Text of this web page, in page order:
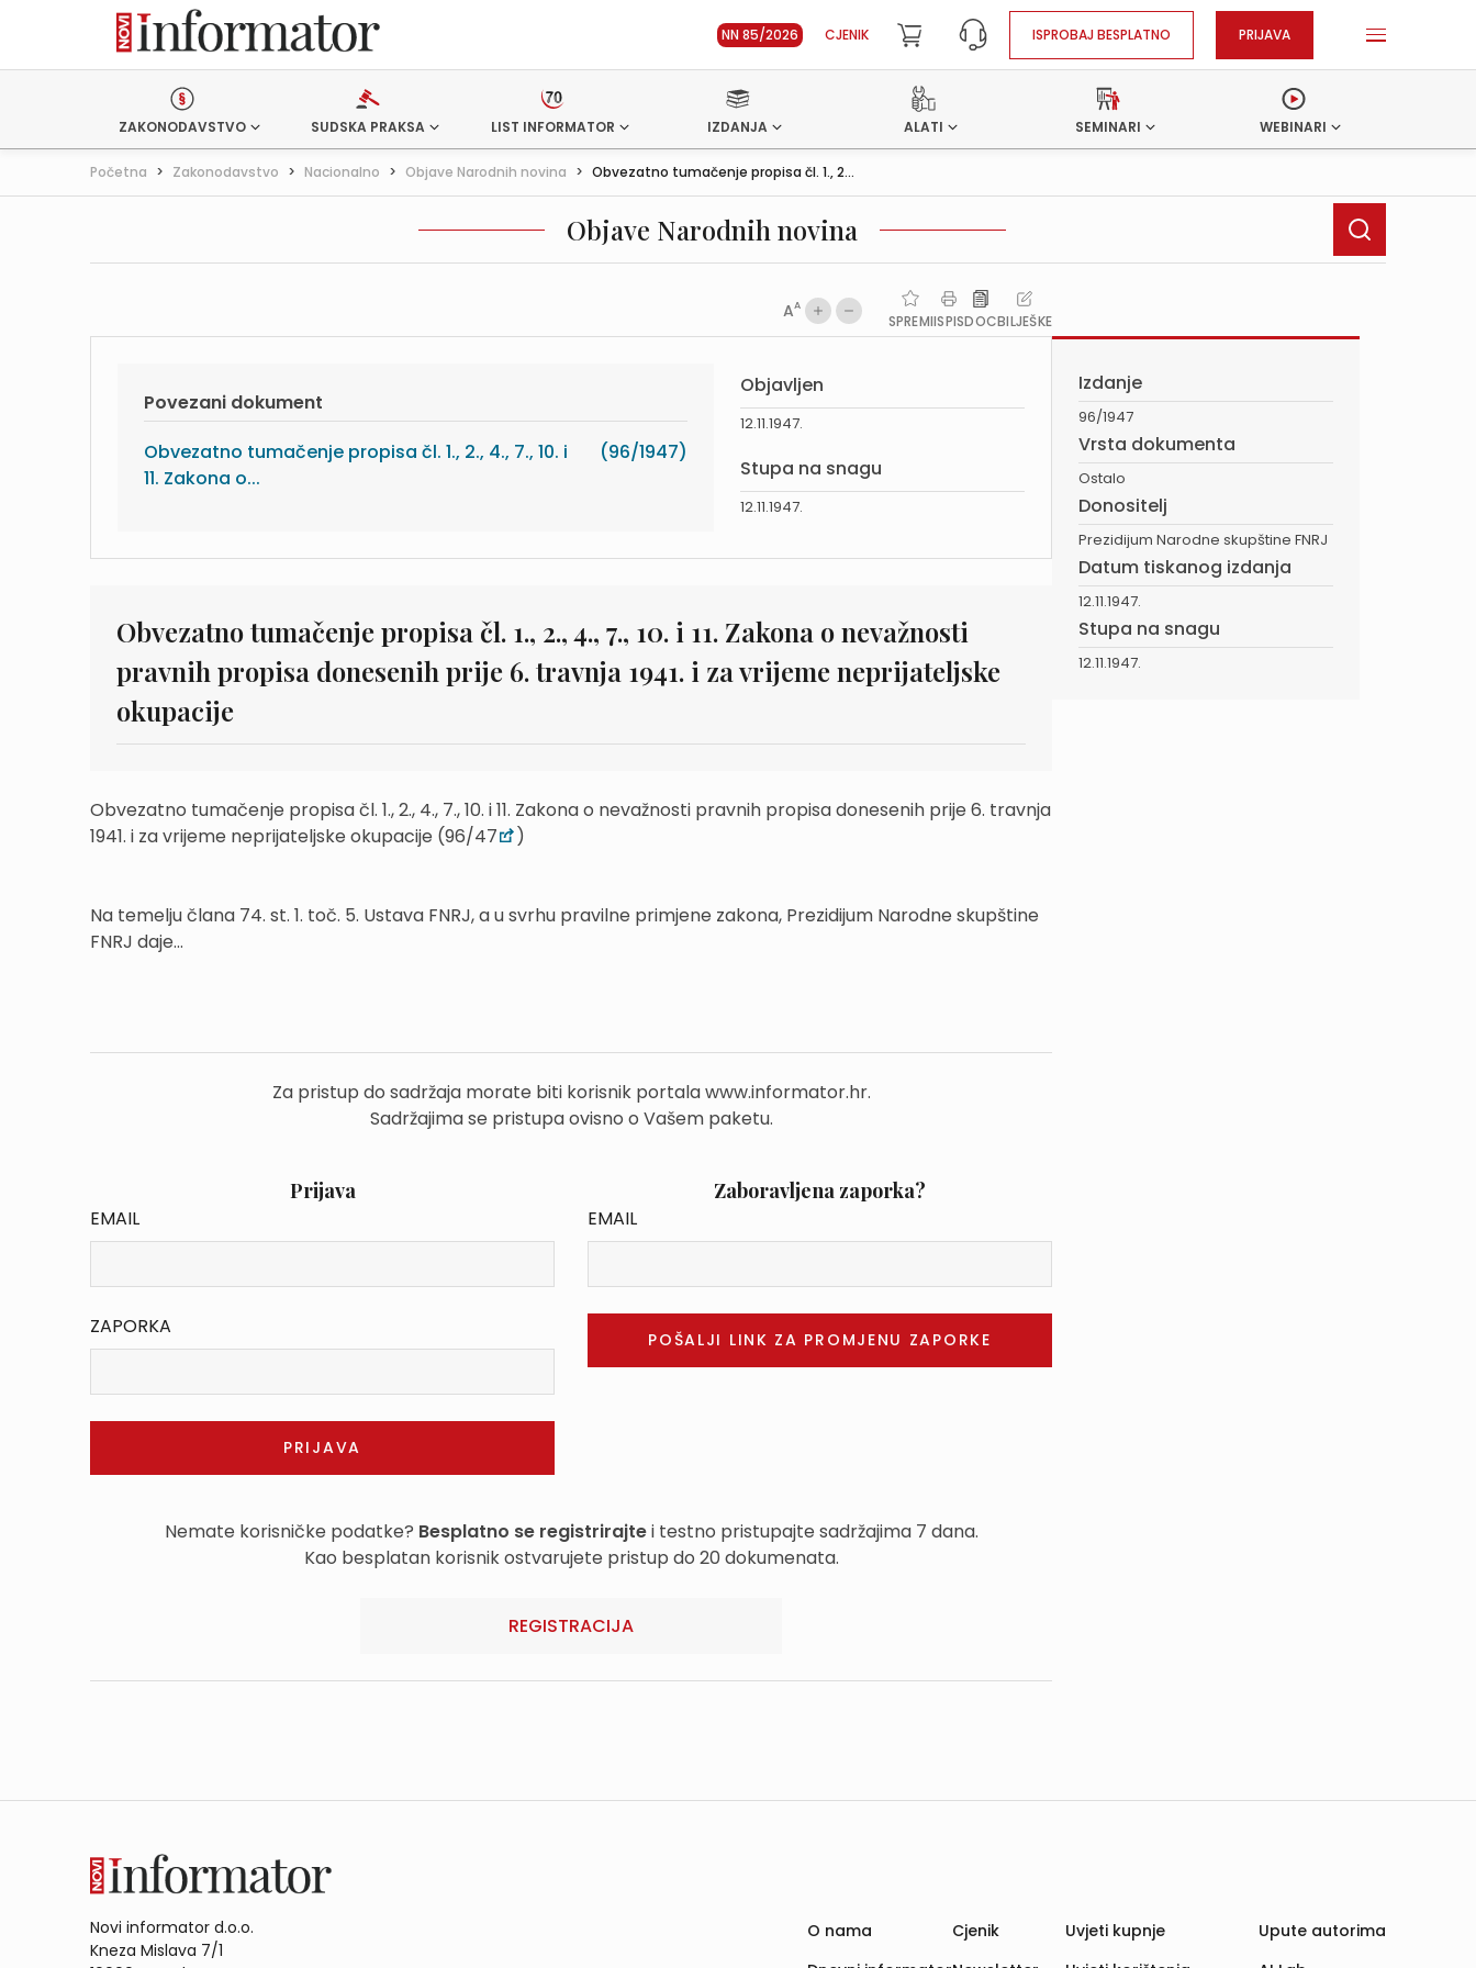
NN 85/2026 CJENIK ISPROBAJ BESPLATNO PRIJAVA
ZAKONODAVSTVO SUDSKA PRAKSA LIST INFORMATOR IZDANJA ALATI SEMINARI WEBINARI
Početna > Zakonodavstvo > Nacionalno > Objave Narodnih novina > Obvezatno tumačenje propisa čl. 1., 2...
Objave Narodnih novina
AA
SPREMIISPISDOCBILJEŠKE
Povezani dokument
Obvezatno tumačenje propisa čl. 1., 2., 4., 7., 10. i
11. Zakona o...
(96/1947)
Objavljen
12.11.1947.
Stupa na snagu
12.11.1947.
Obvezatno tumačenje propisa čl. 1., 2., 4., 7., 10. i 11. Zakona o nevažnosti
pravnih propisa donesenih prije 6. travnja 1941. i za vrijeme neprijateljske
okupacije
Obvezatno tumačenje propisa čl. 1., 2., 4., 7., 10. i 11. Zakona o nevažnosti pravnih propisa donesenih prije 6. travnja
1941. i za vrijeme neprijateljske okupacije (96/47
)
Na temelju člana 74. st. 1. toč. 5. Ustava FNRJ, a u svrhu pravilne primjene zakona, Prezidijum Narodne skupštine
FNRJ daje...
Za pristup do sadržaja morate biti korisnik portala www.informator.hr.
Sadržajima se pristupa ovisno o Vašem paketu.
Prijava
EMAIL
ZAPORKA
Zaboravljena zaporka?
EMAIL
Nemate korisničke podatke? Besplatno se registrirajtei testno pristupajte sadržajima 7 dana.
Kao besplatan korisnik ostvarujete pristup do 20 dokumenata.
REGISTRACIJA
Izdanje
96/1947
Vrsta dokumenta
Ostalo
Donositelj
Prezidijum Narodne skupštine FNRJ
Datum tiskanog izdanja
12.11.1947.
Stupa na snagu
12.11.1947.
Novi informator d.o.o.
Kneza Mislava 7/1
O nama
Cjenik
Uvjeti kupnje
Upute autorima